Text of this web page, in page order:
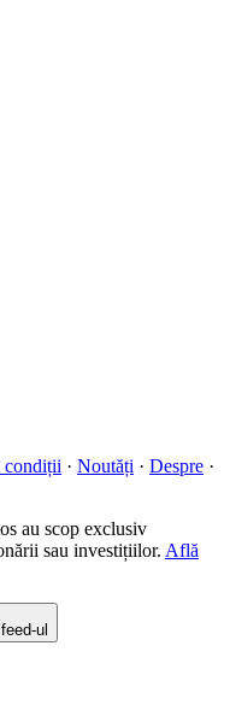
condiții · Noutăți · Despre ·
au scop exclusiv
sau investițiilor. Află
ul